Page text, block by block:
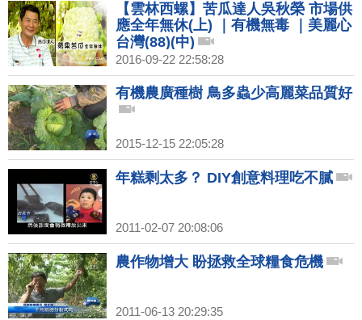
【雲林西螺】苦瓜達人吳秋榮 市場供
應全年無休(上) ｜有機無毒 ｜美麗心
台灣(88)(中)
2016-09-22 22:58:28
有機農廣種樹 鳥多蟲少高麗菜品質好
2015-12-15 22:05:28
年糕剩太多？ DIY創意料理吃不膩
2011-02-07 20:08:06
農作物增大 盼拯救全球糧食危機
2011-06-13 20:29:35